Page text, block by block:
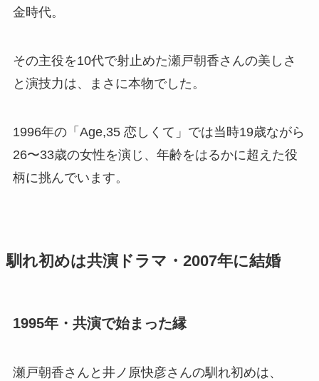
金時代。
その主役を10代で射止めた瀬戸朝香さんの美しさ
と演技力は、まさに本物でした。
1996年の「Age,35 恋しくて」では当時19歳ながら
26〜33歳の女性を演じ、年齢をはるかに超えた役
柄に挑んでいます。
馴れ初めは共演ドラマ・2007年に結婚
1995年・共演で始まった縁
瀬戸朝香さんと井ノ原快彦さんの馴れ初めは、